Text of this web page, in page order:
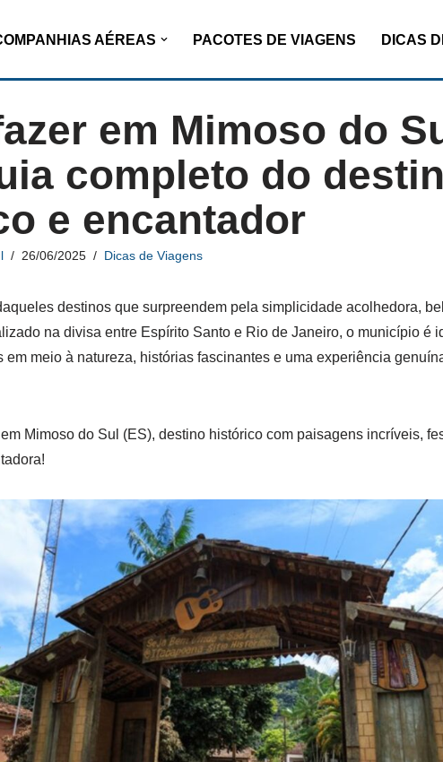
AÉREAS PACOTES DE VIAGENS DICAS
em Mimoso do
completo do
e encantador
26/06/2025 Dicas de Viagens
destinos que surpreendem pela simplicidade acolhedora,
na divisa entre Espírito Santo e Rio de Janeiro, o município é
em meio à natureza, histórias fascinantes e uma experiência
Mimoso do Sul (ES), destino histórico com paisagens incríveis,